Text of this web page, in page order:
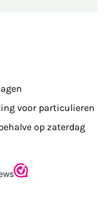
voor particulieren
op zaterdag